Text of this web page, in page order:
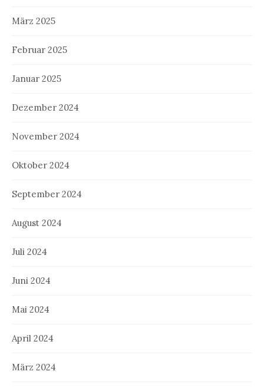
März 2025
Februar 2025
Januar 2025
Dezember 2024
November 2024
Oktober 2024
September 2024
August 2024
Juli 2024
Juni 2024
Mai 2024
April 2024
März 2024